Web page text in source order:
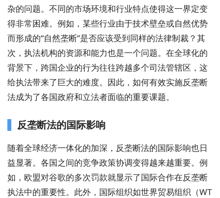
杂的问题。不同的市场环境和行业特点使得这一界定变
得非常困难。例如，某些行业由于技术壁垒或自然优势
而形成的“自然垄断”是否应该受到同样的法律制裁？其
次，执法机构的资源和能力也是一个问题。在全球化的
背景下，跨国企业的行为往往跨越多个司法管辖区，这
给执法带来了巨大的难度。因此，如何有效实施反垄断
法成为了各国政府和立法者面临的重要课题。
反垄断法的国际影响
随着全球经济一体化的加深，反垄断法的国际影响也日
益显著。各国之间的竞争政策协调变得越来越重要。例
如，欧盟对谷歌的多次罚款就显示了国际合作在反垄断
执法中的重要性。此外，国际组织如世界贸易组织（WT